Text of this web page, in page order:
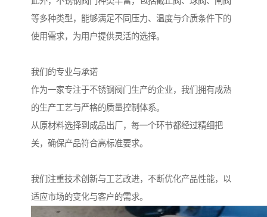
等多种类型，能够满足不同压力、温度与介质条件下的
使用需求，为用户提供灵活的选择。
我们的专业与承诺
作为一家专注于不锈钢阀门生产的企业，我们拥有成熟
的生产工艺与严格的质量控制体系。
从原材料选择到成品出厂，每一个环节都经过精细把
关，确保产品符合高标准要求。
我们注重技术创新与工艺改进，不断优化产品性能，以
适应市场的变化与客户的需求。